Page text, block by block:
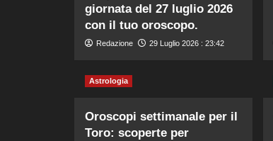
giornata del 27 luglio 2026
con il tuo oroscopo.
Redazione 29 Luglio 2026 : 23:42
Astrologia
Oroscopi settimanale per il
Toro: scoperte per